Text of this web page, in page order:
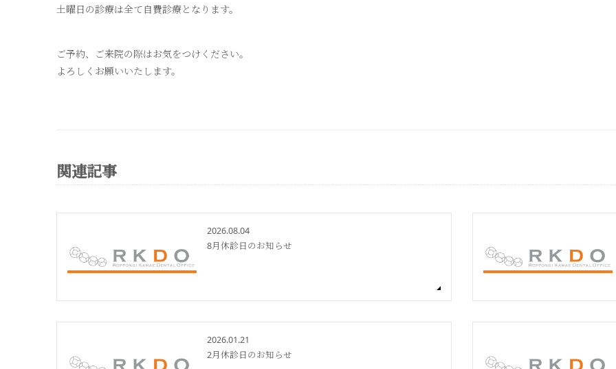
土曜日の診療は全て自費診療となります。
ご予約、ご来院の際はお気をつけください。
よろしくお願いいたします。
関連記事
2026.08.04
8月休診日のお知らせ
2026.01.21
2月休診日のお知らせ